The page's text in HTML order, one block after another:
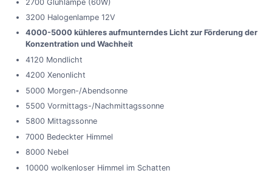
2700 Glühlampe (60W)
3200 Halogenlampe 12V
4000-5000 kühleres aufmunterndes Licht zur Förderung der
Konzentration und Wachheit
4120 Mondlicht
4200 Xenonlicht
5000 Morgen-/Abendsonne
5500 Vormittags-/Nachmittagssonne
5800 Mittagssonne
7000 Bedeckter Himmel
8000 Nebel
10000 wolkenloser Himmel im Schatten